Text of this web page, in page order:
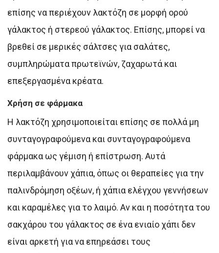
επίσης να περιέχουν λακτόζη σε μορφή ορού
γάλακτος ή στερεού γάλακτος. Επίσης, μπορεί να
βρεθεί σε μερικές σάλτσες για σαλάτες,
συμπληρώματα πρωτεϊνών, ζαχαρωτά και
επεξεργασμένα κρέατα.
Χρήση σε φάρμακα
Η λακτόζη χρησιμοποιείται επίσης σε πολλά μη
συνταγογραφούμενα και συνταγογραφούμενα
φάρμακα ως γέμιση ή επίστρωση. Αυτά
περιλαμβάνουν χάπια, όπως οι θεραπείες για την
παλινδρόμηση οξέων, ή χάπια ελέγχου γεννήσεων
και καραμέλες για το λαιμό. Αν και η ποσότητα του
σακχάρου του γάλακτος σε ένα ενιαίο χάπι δεν
είναι αρκετή για να επηρεάσει τους